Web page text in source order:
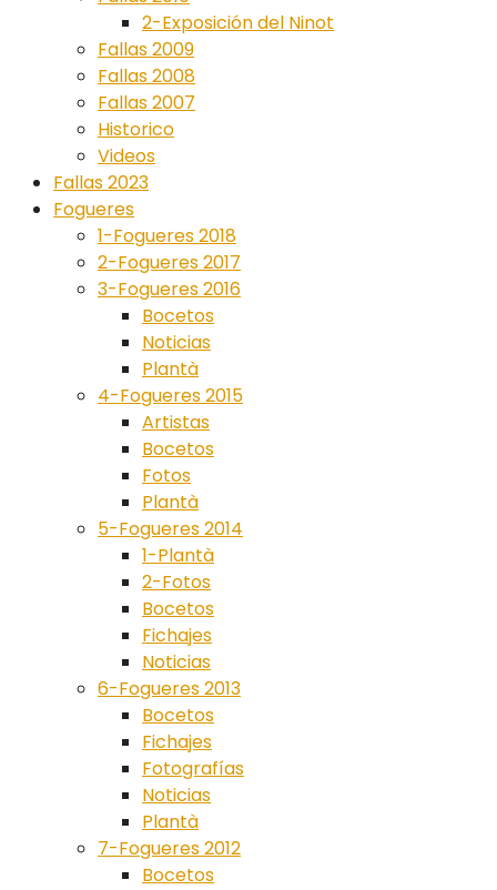
2-Exposición del Ninot
Fallas 2009
Fallas 2008
Fallas 2007
Historico
Videos
Fallas 2023
Fogueres
1-Fogueres 2018
2-Fogueres 2017
3-Fogueres 2016
Bocetos
Noticias
Plantà
4-Fogueres 2015
Artistas
Bocetos
Fotos
Plantà
5-Fogueres 2014
1-Plantà
2-Fotos
Bocetos
Fichajes
Noticias
6-Fogueres 2013
Bocetos
Fichajes
Fotografías
Noticias
Plantà
7-Fogueres 2012
Bocetos